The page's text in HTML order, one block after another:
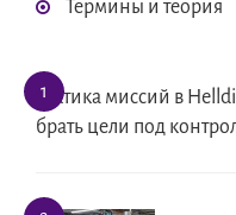
Термины и теория
Тактика миссий в
брать цели под